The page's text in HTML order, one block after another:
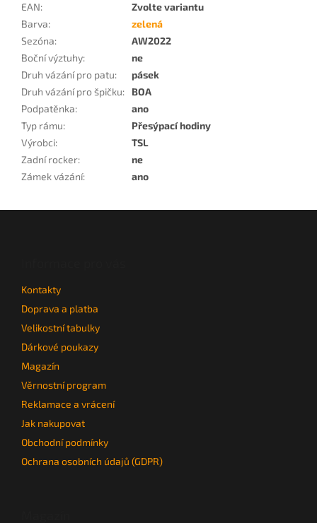
EAN:
Zvolte variantu
Barva:
zelená
Sezóna:
AW2022
Boční výztuhy:
ne
Druh vázání pro patu:
pásek
Druh vázání pro špičku:
BOA
Podpatěnka:
ano
Typ rámu:
Přesýpací hodiny
Výrobci:
TSL
Zadní rocker:
ne
Zámek vázání: ano
Kontakty
Doprava a platba
Velikostní tabulky
Dárkové poukazy
Magazín
Věrnostní program
Reklamace a vrácení
Jak nakupovat
Obchodní podmínky
Ochrana osobních údajů (GDPR)